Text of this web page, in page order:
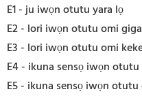
E1 - ju iwọn otutu yara lọ
E2 - lori iwọn otutu omi giga
E3 - lori iwọn otutu omi
E4 - ikuna sensọ iwọn otutu
E5 - ikuna sensọ iwọn otutu